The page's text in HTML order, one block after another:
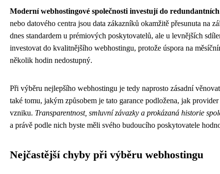
Moderní webhostingové společnosti investují do redundantních
nebo datového centra jsou data zákazníků okamžitě přesunuta na
dnes standardem u prémiových poskytovatelů, ale u levnějších
investovat do kvalitnějšího webhostingu, protože úspora na
několik hodin nedostupný.
Při výběru nejlepšího webhostingu je tedy naprosto zásadní
také tomu, jakým způsobem je tato garance podložena, jak
vzniku. Transparentnost, smluvní závazky a prokázaná historie
a právě podle nich byste měli svého budoucího poskytovatele
Nejčastější chyby při výběru webhostingu